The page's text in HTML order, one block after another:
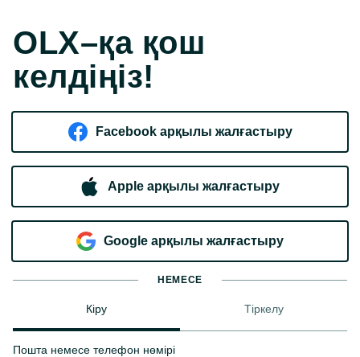
OLX–қа қош
келдіңіз!
Facebook арқылы жалғастыру
Apple арқылы жалғастыру
Google арқылы жалғастыру
НЕМЕСЕ
Кіру Тіркелу
Пошта немесе телефон нөмірі